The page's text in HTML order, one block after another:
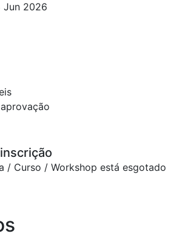
2026
/ Curso / Workshop está esgotado